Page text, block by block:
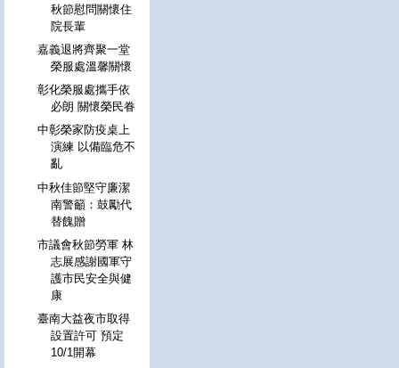
秋節慰問關懷住
院長輩
嘉義退將齊聚一堂
榮服處溫馨關懷
彰化榮服處攜手依
必朗 關懷榮民眷
中彰榮家防疫桌上
演練 以備臨危不
亂
中秋佳節堅守廉潔
南警籲：鼓勵代
替餽贈
市議會秋節勞軍 林
志展感謝國軍守
護市民安全與健
康
臺南大益夜市取得
設置許可 預定
10/1開幕